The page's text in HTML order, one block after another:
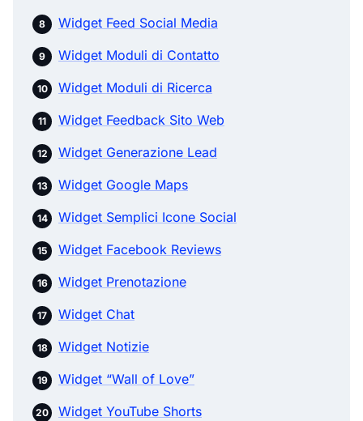
Widget Feed Social Media
Widget Moduli di Contatto
Widget Moduli di Ricerca
Widget Feedback Sito Web
Widget Generazione Lead
Widget Google Maps
Widget Semplici Icone Social
Widget Facebook Reviews
Widget Prenotazione
Widget Chat
Widget Notizie
Widget “Wall of Love”
Widget YouTube Shorts